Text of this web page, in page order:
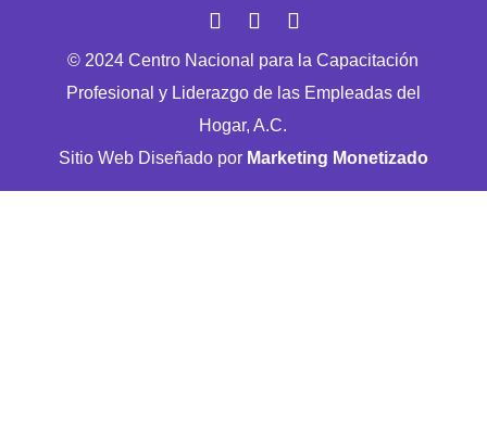
© 2024 Centro Nacional para la Capacitación
Profesional y Liderazgo de las Empleadas del
Hogar, A.C.
Sitio Web Diseñado por Marketing Monetizado